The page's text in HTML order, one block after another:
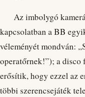
Az imbolygó
kapcsolatban a BB
véleményét mondván:
operatőrnek!”); a disco
erősítik, hogy ezzel az
többi szerencsejáték